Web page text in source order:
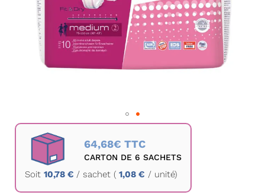
Passer
Galerie
64,68€ TTC
CARTON DE 6 SACHETS
Soit 10,78 € / sachet ( 1,08 € / unité)